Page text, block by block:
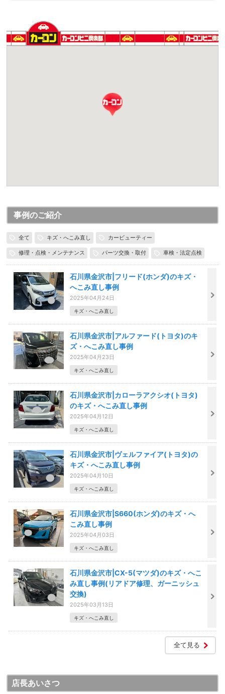
事例のご紹介
全て キズ・へこみ直し カービューティー
修理・点検・メンテナンス パーツ交換・取付 車検・法定点検
石川県金沢市|フリード(ホンダ)のキズ・
へこみ直し事例
2025年04月24日
キズ・へこみ直し
石川県金沢市|アルファード(トヨタ)のキ
ズ・へこみ直し事例
2025年04月23日
キズ・へこみ直し
石川県金沢市|カローラアクシオ(トヨタ)
のキズ・へこみ直し事例
2025年04月12日
キズ・へこみ直し
石川県金沢市|ヴェルファイア(トヨタ)の
キズ・へこみ直し事例
2025年04月10日
キズ・へこみ直し
石川県金沢市|S660(ホンダ)のキズ・へ
こみ直し事例
2025年04月03日
キズ・へこみ直し
石川県金沢市|CX-5(マツダ)のキズ・へこ
み直し事例(リアドア修理、ガーニッシュ
交換)
2025年03月13日
キズ・へこみ直し
全て見る
店長あいさつ